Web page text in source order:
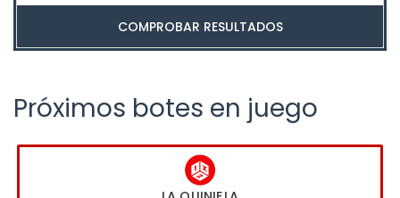
COMPROBAR RESULTADOS
Próximos botes en juego